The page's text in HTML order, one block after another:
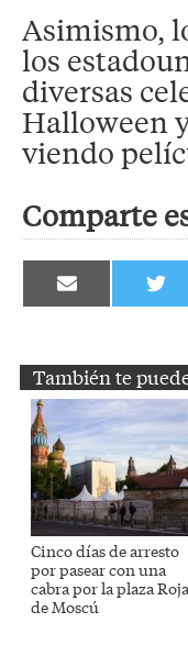
Asimismo,
los
diversas
Halloween
viendo
Comparte
Compartir
en en
También te
Cinco días de arresto
por pasear con una
cabra por la plaza Roja
de Moscú